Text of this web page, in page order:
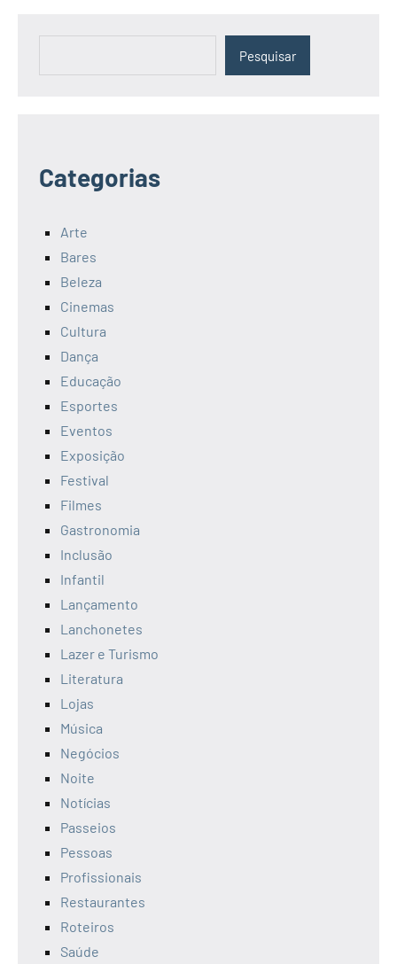
Pesquisar
Categorias
Arte
Bares
Beleza
Cinemas
Cultura
Dança
Educação
Esportes
Eventos
Exposição
Festival
Filmes
Gastronomia
Inclusão
Infantil
Lançamento
Lanchonetes
Lazer e Turismo
Literatura
Lojas
Música
Negócios
Noite
Notícias
Passeios
Pessoas
Profissionais
Restaurantes
Roteiros
Saúde